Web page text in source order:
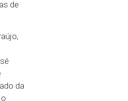
– através da
de Transportes
a pedido de
Dentre outras
tratar,